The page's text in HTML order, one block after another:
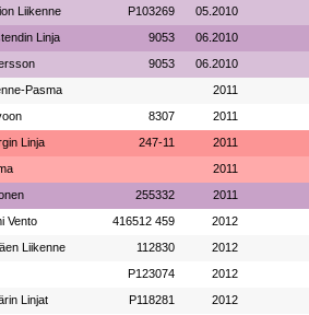
Liikenne P103269 05.2010
Linja 9053 06.2010
9053 06.2010
Pasma 2011
8307 2011
Linja 247-11 2011
2011
255332 2011
Vento 416512 459 2012
Liikenne 112830 2012
P123074 2012
Linjat P118281 2012